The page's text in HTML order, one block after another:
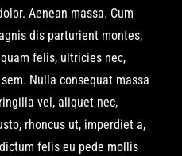
Aenean massa. Cum
dis parturient montes,
felis, ultricies nec,
Nulla consequat massa
vel, aliquet nec,
rhoncus ut, imperdiet a,
felis eu pede mollis